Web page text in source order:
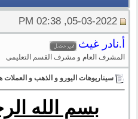
05-03-2022, 02:38 PM
أ.نادر غيث
المشرف العام و مشرف القسم التعليمى
سيناريوهات اليورو و الذهب و العملات هذا
بسم الله